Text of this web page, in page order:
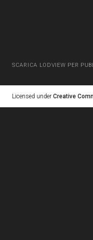
SCARICA LODVIEW PER
Licensed under Creative